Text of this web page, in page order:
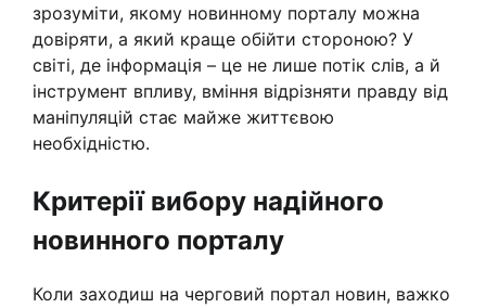
зрозуміти, якому новинному порталу можна
довіряти, а який краще обійти стороною? У
світі, де інформація – це не лише потік слів, а й
інструмент впливу, вміння відрізняти правду від
маніпуляцій стає майже життєвою
необхідністю.
Критерії вибору надійного
новинного порталу
Коли заходиш на черговий портал новин, важко